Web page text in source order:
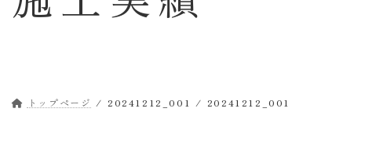
トップページ 20241212_001 20241212_001